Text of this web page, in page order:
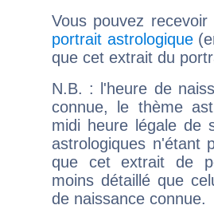
Vous pouvez
portrait astrologique
que cet extrait du
N.B. : l'heure de
connue, le thème
midi heure légale de
astrologiques n'étant
que cet extrait de
moins détaillé que
de naissance connue.